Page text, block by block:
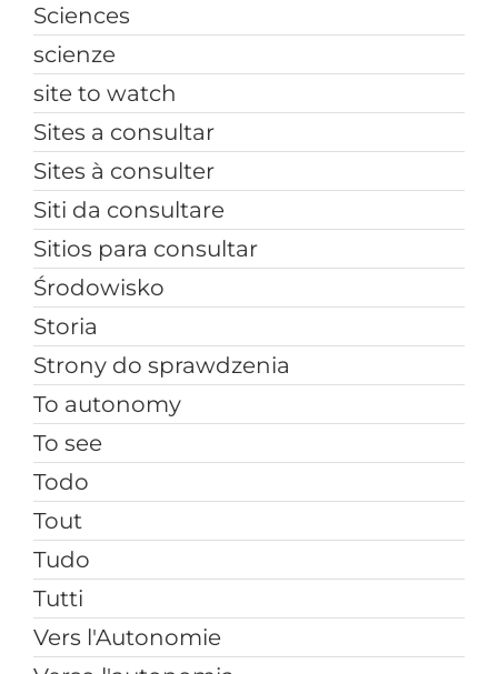
Sciences
scienze
site to watch
Sites a consultar
Sites à consulter
Siti da consultare
Sitios para consultar
Środowisko
Storia
Strony do sprawdzenia
To autonomy
To see
Todo
Tout
Tudo
Tutti
Vers l'Autonomie